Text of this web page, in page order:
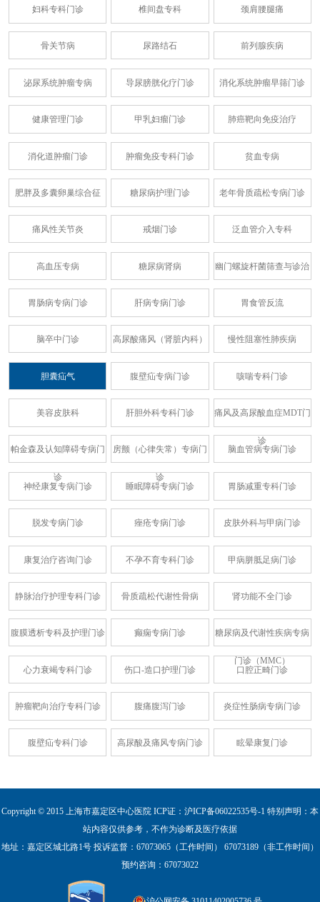
妇科专科门诊 椎间盘专科 颈肩腰腿痛
骨关节病 尿路结石 前列腺疾病
泌尿系统肿瘤专病 导尿膀胱化疗门诊 消化系统肿瘤早筛门诊
健康管理门诊 甲乳妇瘤门诊 肺癌靶向免疫治疗
消化道肿瘤门诊 肿瘤免疫专科门诊 贫血专病
肥胖及多囊卵巢综合征 糖尿病护理门诊 老年骨质疏松专病门诊
痛风性关节炎 戒烟门诊 泛血管介入专科
高血压专病 糖尿病肾病 幽门螺旋杆菌筛查与诊治
胃肠病专病门诊 肝病专病门诊 胃食管反流
脑卒中门诊 高尿酸痛风（肾脏内科） 慢性阻塞性肺疾病
胆囊疝气 腹壁疝专病门诊 咳喘专科门诊
美容皮肤科 肝胆外科专科门诊 痛风及高尿酸血症MDT门
诊
帕金森及认知障碍专病门
诊
房颤（心律失常）专病门
诊
脑血管病专病门诊
神经康复专病门诊 睡眠障碍专病门诊 胃肠减重专科门诊
脱发专病门诊 痤疮专病门诊 皮肤外科与甲病门诊
康复治疗咨询门诊 不孕不育专科门诊 甲病胼胝足病门诊
静脉治疗护理专科门诊 骨质疏松代谢性骨病 肾功能不全门诊
腹膜透析专科及护理门诊 癫痫专病门诊 糖尿病及代谢性疾病专病
门诊（MMC）
心力衰竭专科门诊
伤口-造口护理门诊 口腔正畸门诊
肿瘤靶向治疗专科门诊 腹痛腹泻门诊 炎症性肠病专病门诊
腹壁疝专科门诊 高尿酸及痛风专病门诊 眩晕康复门诊
Copyright © 2015 上海市嘉定区中心医院 ICP证： 沪ICP备06022535号-1 特别声明：本
站内容仅供参考，不作为诊断及医疗依据
地址：嘉定区城北路1号 投诉监督：67073065（工作时间） 67073189（非工作时间）
预约咨询：67073022